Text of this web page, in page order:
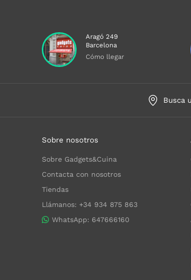
Aragó 249
Barcelona
Cómo llegar
Busca
Sobre nosotros
Sobre Gadgets&Cuina
Contacta con nosotros
Tiendas
Llámanos: +34 934 875 863
WhatsApp: 647666160